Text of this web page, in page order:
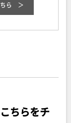
ら
ちらをチ